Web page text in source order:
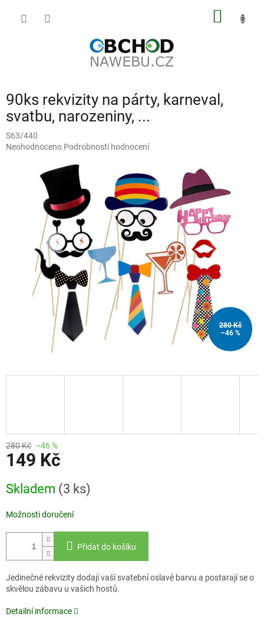
90ks rekvizity na párty, karneval,
svatbu, narozeniny, ...
S63/440
Průměrné
Neohodnoceno Podrobnosti hodnocení
280 Kč
–46 %
280 Kč –46 %
149 Kč
cena:
Skladem (3 ks)
Možnosti doručení
Přidat do košíku
Jedinečné rekvizity dodají vaší svatební oslavě barvu a postarají se o
skvělou zábavu u vašich hostů.
Detailní informace